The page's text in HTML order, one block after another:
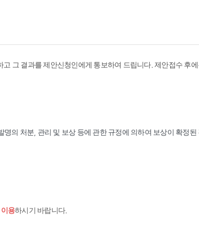
그 결과를 제안신청인에게 통보하여 드립니다. 제안접수 후
의 처분, 관리 및 보상 등에 관한 규정에 의하여 보상이 확정된
용하시기 바랍니다.